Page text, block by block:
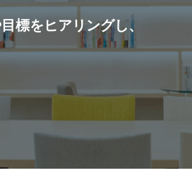
標をヒアリングし、